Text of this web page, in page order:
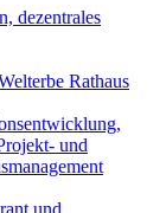
dezentrales
Rathaus
und
und